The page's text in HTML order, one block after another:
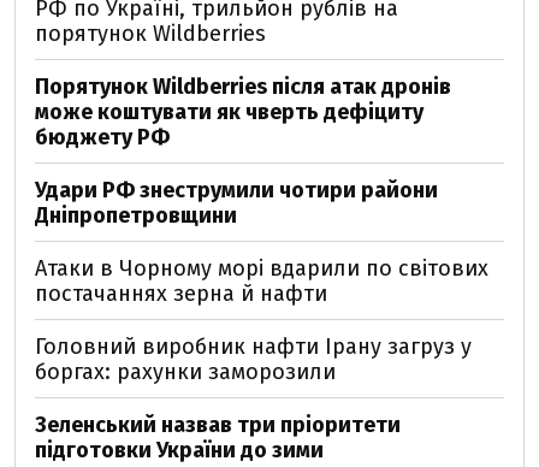
РФ по Україні, трильйон рублів на
порятунок Wildberries
Порятунок Wildberries після атак дронів
може коштувати як чверть дефіциту
бюджету РФ
Удари РФ знеструмили чотири райони
Дніпропетровщини
Атаки в Чорному морі вдарили по світових
постачаннях зерна й нафти
Головний виробник нафти Ірану загруз у
боргах: рахунки заморозили
Зеленський назвав три пріоритети
підготовки України до зими